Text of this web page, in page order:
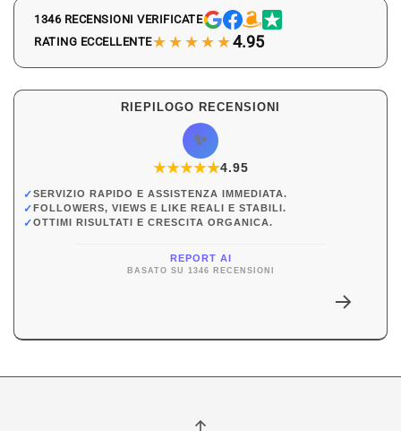
1346 RECENSIONI VERIFICATE
RATING ECCELLENTE★★★★★4.95
RIEPILOGO RECENSIONI
✨
★★★★★
★4.95
✓SERVIZIO RAPIDO E ASSISTENZA IMMEDIATA.
✓FOLLOWERS, VIEWS E LIKE REALI E STABILI.
✓OTTIMI RISULTATI E CRESCITA ORGANICA.
REPORT AI
BASATO SU 1346 RECENSIONI